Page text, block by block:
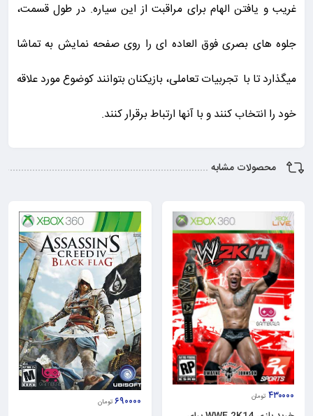
غریب و یافتن الهام برای مراقبت از این سیاره. در طول قسمت،
جلوه های بصری فوق العاده ای را روی صفحه نمایش به تماشا
میگذارد تا با تجربیات تعاملی، بازیکنان بتوانند کوضوع مورد علاقه
خود را انتخاب کنند و با آنها ارتباط برقرار کنند.
محصولات مشابه
۴۳۰۰۰۰ تومان ۶۹۰۰۰۰ تومان